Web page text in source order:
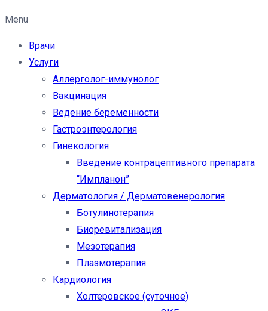
Menu
Врачи
Услуги
Аллерголог-иммунолог
Вакцинация
Ведение беременности
Гастроэнтерология
Гинекология
Введение контрацептивного препарата
“Импланон”
Дерматология / Дерматовенерология
Ботулинотерапия
Биоревитализация
Мезотерапия
Плазмотерапия
Кардиология
Холтеровское (суточное)